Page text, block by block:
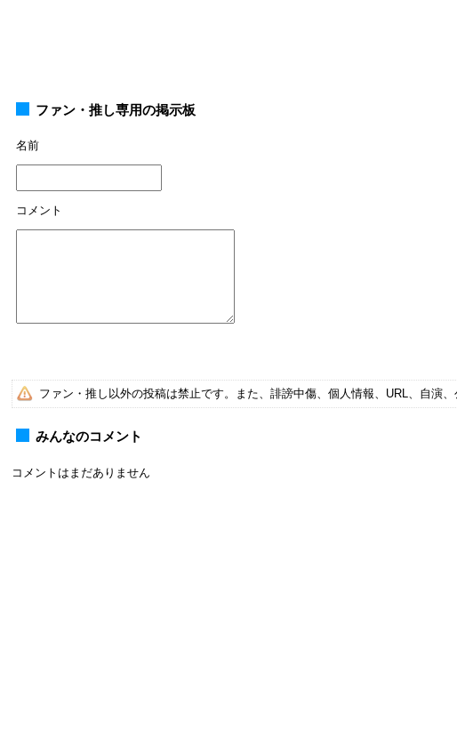
ファン・推し専用の掲示板
名前
コメント
ファン・推し以外の投稿は禁止です。また、誹謗中傷、個人情報、URL、自演
みんなのコメント
コメントはまだありません